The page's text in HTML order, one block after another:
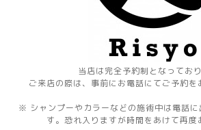
当店は完全予約制となっており
ご来店の際は、事前にお電話にてご予約を
※ シャンプーやカラーなどの施術中は電話に
す。恐れ入りますが時間をあけて再度